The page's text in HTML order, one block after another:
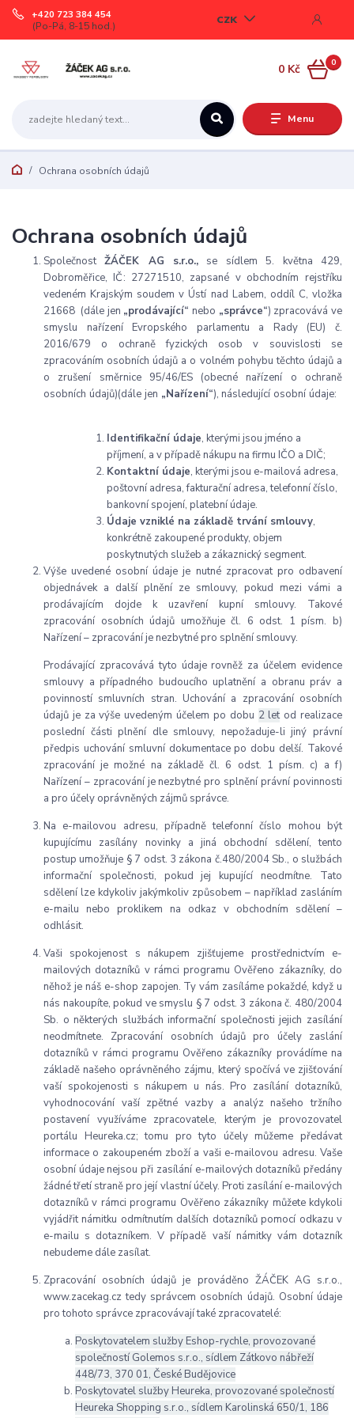
Menu
CZK
+420 723 384 454
(Po-Pá, 8-15 hod.)
0
0 Kč
Ochrana osobních údajů
Ochrana osobních údajů
SpolečnostŽÁČEK AG s.r.o., se sídlem 5. května 429,
Dobroměřice, IČ: 27271510, zapsané v obchodním rejstříku
vedeném Krajským soudem v Ústí nad Labem, oddíl C, vložka
21668 (dále jen „prodávající“ nebo „správce“) zpracovává ve
smyslu nařízení Evropského parlamentu a Rady (EU) č.
2016/679 o ochraně fyzických osob v souvislosti se
zpracováním osobních údajů a o volném pohybu těchto údajů a
o zrušení směrnice 95/46/ES (obecné nařízení o ochraně
osobních údajů)(dále jen „Nařízení“), následující osobní údaje:
Identifikační údaje, kterými jsou jméno a
příjmení, a v případě nákupu na firmu IČO a DIČ;
Kontaktní údaje, kterými jsou e-mailová adresa,
poštovní adresa, fakturační adresa, telefonní číslo,
bankovní spojení, platební údaje.
Údaje vzniklé na základě trvání smlouvy,
konkrétně zakoupené produkty, objem
poskytnutých služeb a zákaznický segment.
Výše uvedené osobní údaje je nutné zpracovat pro odbavení
objednávek a další plnění ze smlouvy, pokud mezi vámi a
prodávajícím dojde k uzavření kupní smlouvy. Takové
zpracování osobních údajů umožňuje čl. 6 odst. 1 písm. b)
Nařízení – zpracování je nezbytné pro splnění smlouvy.
Prodávající zpracovává tyto údaje rovněž za účelem evidence
smlouvy a případného budoucího uplatnění a obranu práv a
povinností smluvních stran. Uchování a zpracování osobních
údajů je za výše uvedeným účelem po dobu 2 letod realizace
poslední části plnění dle smlouvy, nepožaduje-li jiný právní
předpis uchování smluvní dokumentace po dobu delší. Takové
zpracování je možné na základě čl. 6 odst. 1 písm. c) a f)
Nařízení – zpracování je nezbytné pro splnění právní povinnosti
a pro účely oprávněných zájmů správce.
Na e-mailovou adresu, případně telefonní číslo mohou být
kupujícímu zasílány novinky a jiná obchodní sdělení, tento
postup umožňuje § 7 odst. 3 zákona č.480/2004 Sb., o službách
informační společnosti, pokud jej kupující neodmítne. Tato
sdělení lze kdykoliv jakýmkoliv způsobem – například zasláním
e-mailu nebo proklikem na odkaz v obchodním sdělení –
odhlásit.
Vaši spokojenost s nákupem zjišťujeme prostřednictvím e-
mailových dotazníků v rámci programu Ověřeno zákazníky, do
něhož je náš e-shop zapojen. Ty vám zasíláme pokaždé, když u
nás nakoupíte, pokud ve smyslu § 7 odst. 3 zákona č. 480/2004
Sb. o některých službách informační společnosti jejich zasílání
neodmítnete. Zpracování osobních údajů pro účely zaslání
dotazníků v rámci programu Ověřeno zákazníky provádíme na
základě našeho oprávněného zájmu, který spočívá ve zjišťování
vaší spokojenosti s nákupem u nás. Pro zasílání dotazníků,
vyhodnocování vaší zpětné vazby a analýz našeho tržního
postavení využíváme zpracovatele, kterým je provozovatel
portálu Heureka.cz; tomu pro tyto účely můžeme předávat
informace o zakoupeném zboží a vaši e-mailovou adresu. Vaše
osobní údaje nejsou při zasílání e-mailových dotazníků předány
žádné třetí straně pro její vlastní účely. Proti zasílání e-mailových
dotazníků v rámci programu Ověřeno zákazníky můžete kdykoli
vyjádřit námitku odmítnutím dalších dotazníků pomocí odkazu v
e-mailu s dotazníkem. V případě vaší námitky vám dotazník
nebudeme dále zasílat.
Zpracování osobních údajů je prováděno ŽÁČEK AG s.r.o.,
www.zacekag.cz tedy správcem osobních údajů. Osobní údaje
pro tohoto správce zpracovávají také zpracovatelé:
Poskytovatelem služby Eshop-rychle, provozované
společností Golemos s.r.o., sídlem Zátkovo nábřeží
448/73, 370 01, České Budějovice
Poskytovatel služby Heureka, provozované společností
Heureka Shopping s.r.o., sídlem Karolinská 650/1, 186